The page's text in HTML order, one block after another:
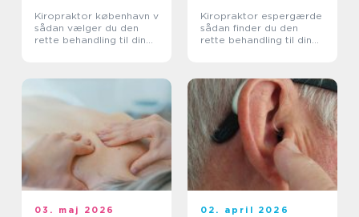
Kiropraktor københavn v
sådan vælger du den
rette behandling til dine
Kiropraktor espergærde
sådan finder du den
rette behandling til dine
03. maj 2026 02. april 2026